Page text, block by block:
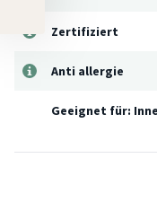
Zertifiziert
Anti allergie
Geeignet für: